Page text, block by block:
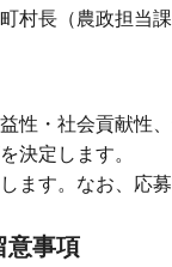
村長（農政担当
性・社会貢献性
決定します。
ます。なお、応
意事項